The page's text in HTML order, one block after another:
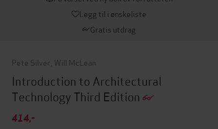
Legg til i ønskeliste
Gratis utdrag
Pete Silver Will McLean
Introduction to Architectural
Technology Third Edition
414,-